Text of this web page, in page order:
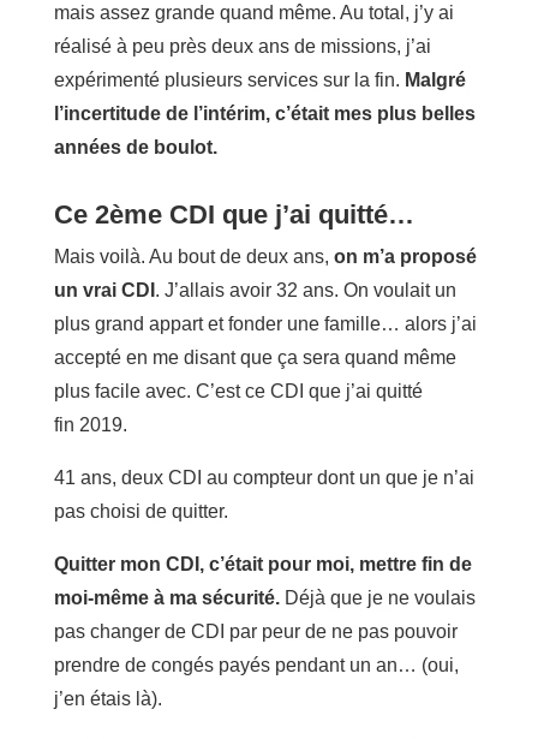
mais assez grande quand même. Au total, j’y ai
réalisé à peu près deux ans de missions, j’ai
expérimenté plusieurs services sur la fin. Malgré
l’incertitude de l’intérim, c’était mes plus belles
années de boulot.
Ce 2ème CDI que j’ai quitté…
Mais voilà. Au bout de deux ans, on m’a proposé
un vrai CDI . J’allais avoir 32 ans. On voulait un
plus grand appart et fonder une famille… alors j’ai
accepté en me disant que ça sera quand même
plus facile avec. C’est ce CDI que j’ai quitté
fin 2019.
41 ans, deux CDI au compteur dont un que je n’ai
pas choisi de quitter.
Quitter mon CDI, c’était pour moi, mettre fin de
moi-même à ma sécurité.Déjà que je ne voulais
pas changer de CDI par peur de ne pas pouvoir
prendre de congés payés pendant un an… (oui,
j’en étais là).